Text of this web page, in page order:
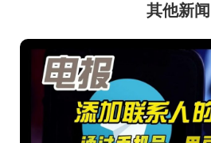
其他新闻